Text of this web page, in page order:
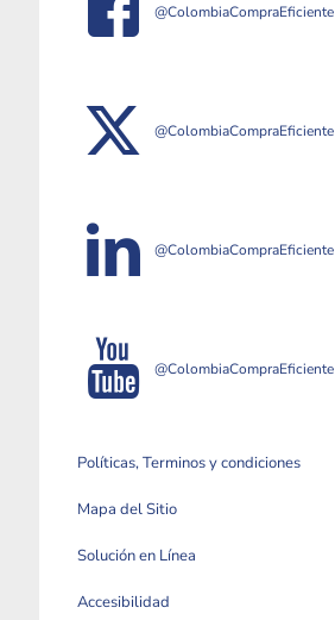
@ColombiaCompraEficiente
@ColombiaCompraEficiente
@ColombiaCompraEficiente
@ColombiaCompraEficiente
Políticas, Terminos y condiciones
Mapa del Sitio
Solución en Línea
Accesibilidad